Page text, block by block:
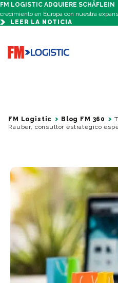
FM LOGISTIC ADQUIERE SCHÄFLEIN
crecimiento en Europa con nuestra
LEER LA NOTICIA
Go to home page
FM Logistic Blog FM 360
Rauber, consultor estratégico